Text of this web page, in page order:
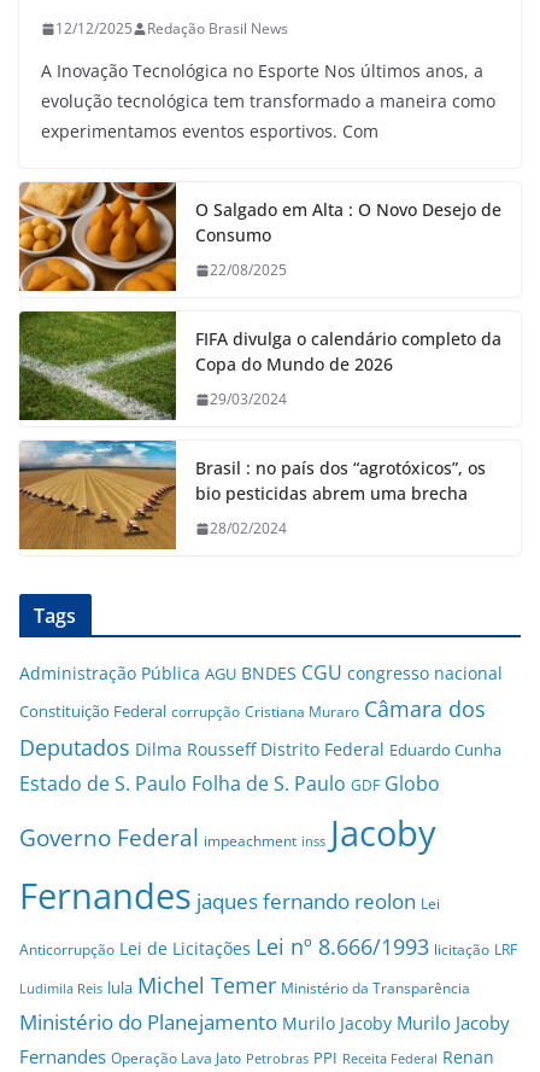
12/12/2025 Redação Brasil News
A Inovação Tecnológica no Esporte Nos últimos anos, a
evolução tecnológica tem transformado a maneira como
experimentamos eventos esportivos. Com
O Salgado em Alta : O Novo Desejo de
Consumo
22/08/2025
FIFA divulga o calendário completo da
Copa do Mundo de 2026
29/03/2024
Brasil : no país dos “agrotóxicos”, os
bio pesticidas abrem uma brecha
28/02/2024
Tags
Administração Pública AGU BNDES CGU congresso nacional
Constituição Federal corrupção Cristiana Muraro Câmara dos
Deputados Dilma Rousseff Distrito Federal Eduardo Cunha
Estado de S. Paulo Folha de S. Paulo GDF Globo
Governo Federal impeachment inss Jacoby
Fernandes jaques fernando reolon Lei
Anticorrupção Lei de Licitações Lei nº 8.666/1993 licitação LRF
Ludimila Reis lula Michel Temer Ministério da Transparência
Ministério do Planejamento Murilo Jacoby Murilo Jacoby
Fernandes Operação Lava Jato Petrobras PPI Receita Federal Renan